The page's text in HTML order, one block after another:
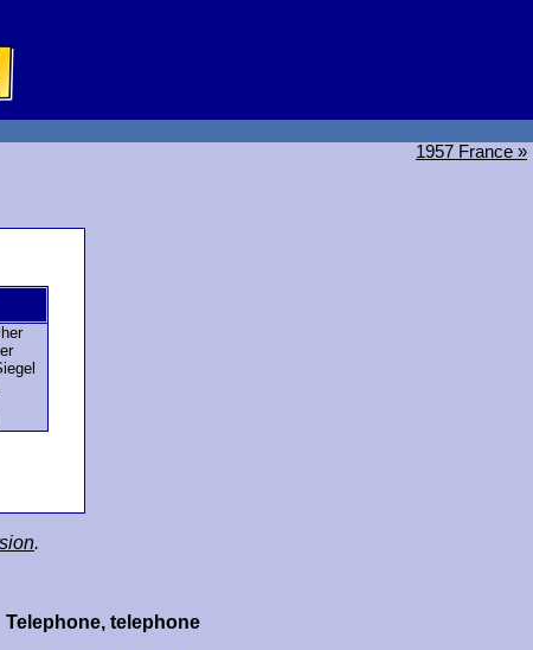
1957 France »
.
Telephone, telephone